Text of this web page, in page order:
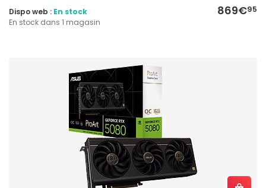
869€95
Dispo web : En stock
En stock dans 1 magasin